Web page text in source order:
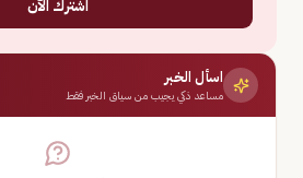
اشترك الآن
اسأل الخبر
مساعد ذكي يجيب من سياق الخبر فقط